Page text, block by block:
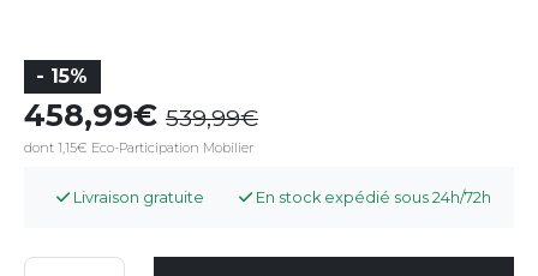
- 15%
458,99 539,99
dont 1,15€ Eco-Participation Mobilier
Livraison gratuite En stock expédié sous 24h/72h